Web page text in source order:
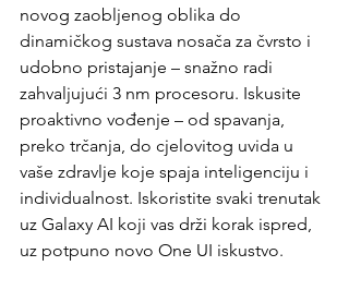
novog zaobljenog oblika do
dinamičkog sustava nosača za čvrsto i
udobno pristajanje – snažno radi
zahvaljujući 3 nm procesoru. Iskusite
proaktivno vođenje – od spavanja,
preko trčanja, do cjelovitog uvida u
vaše zdravlje koje spaja inteligenciju i
individualnost. Iskoristite svaki trenutak
uz Galaxy AI koji vas drži korak ispred,
uz potpuno novo One UI iskustvo.